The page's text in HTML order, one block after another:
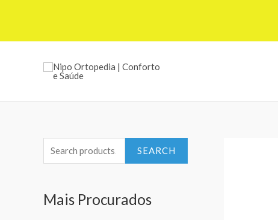
e
r
SEARCH
Mais Procurados